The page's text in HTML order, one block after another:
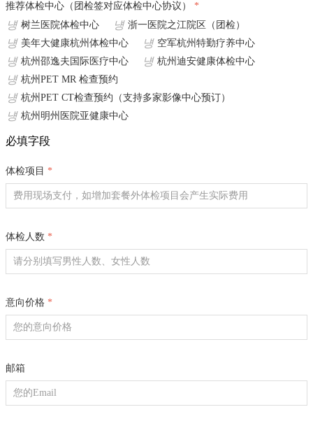
推荐体检中心（团检签对应体检中心协议） *
넁 树兰医院体检中心 넁 浙一医院之江院区（团检）
넁 美年大健康杭州体检中心 넁 空军杭州特勤疗养中心
넁 杭州邵逸夫国际医疗中心 넁 杭州迪安健康体检中心
넁 杭州PET MR 检查预约
넁 杭州PET CT检查预约（支持多家影像中心预订）
넁 杭州明州医院亚健康中心
必填字段
体检项目 *
体检人数 *
意向价格 *
邮箱
地址
体检套餐
庆春院区地址：浙江杭州庆春东路3号